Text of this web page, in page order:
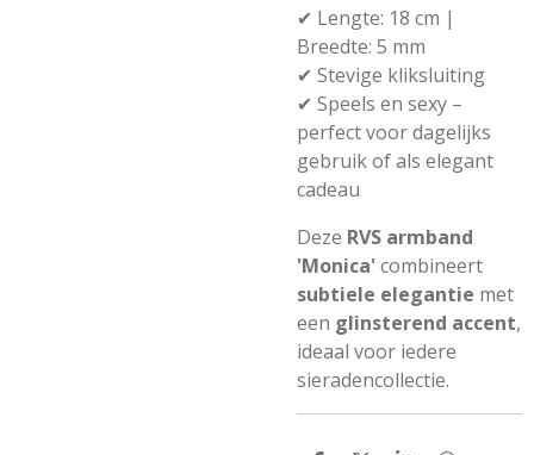
✔ Lengte: 18 cm |
Breedte: 5 mm
✔ Stevige kliksluiting
✔ Speels en sexy –
perfect voor dagelijks
gebruik of als elegant
cadeau
Deze RVS armband
'Monica'combineert
subtiele elegantie met
een glinsterend accent,
ideaal voor iedere
sieradencollectie.